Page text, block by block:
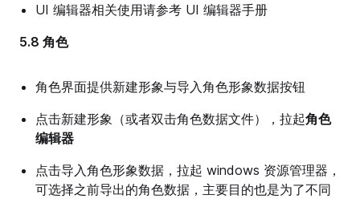
UI 编辑器相关使用请参考 UI 编辑器手册
5.8 角色
角色界面提供新建形象与导入角色形象数据按钮
点击新建形象（或者双击角色数据文件），拉起角色
编辑器
点击导入角色形象数据，拉起 windows 资源管理器，
可选择之前导出的角色数据，主要目的也是为了不同